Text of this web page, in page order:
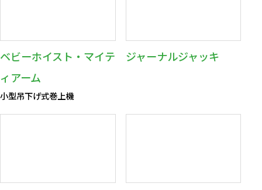
ベビーホイスト・マイテ
ィアーム
小型吊下げ式巻上機
ジャーナルジャッキ